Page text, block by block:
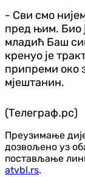
- Сви смо
пред њим. Био
младић Баш
кренуо је
припреми око
мјештанин.
(Телеграф.рс)
Преузимање
дозвољено уз
постављање
atvbl.rs.